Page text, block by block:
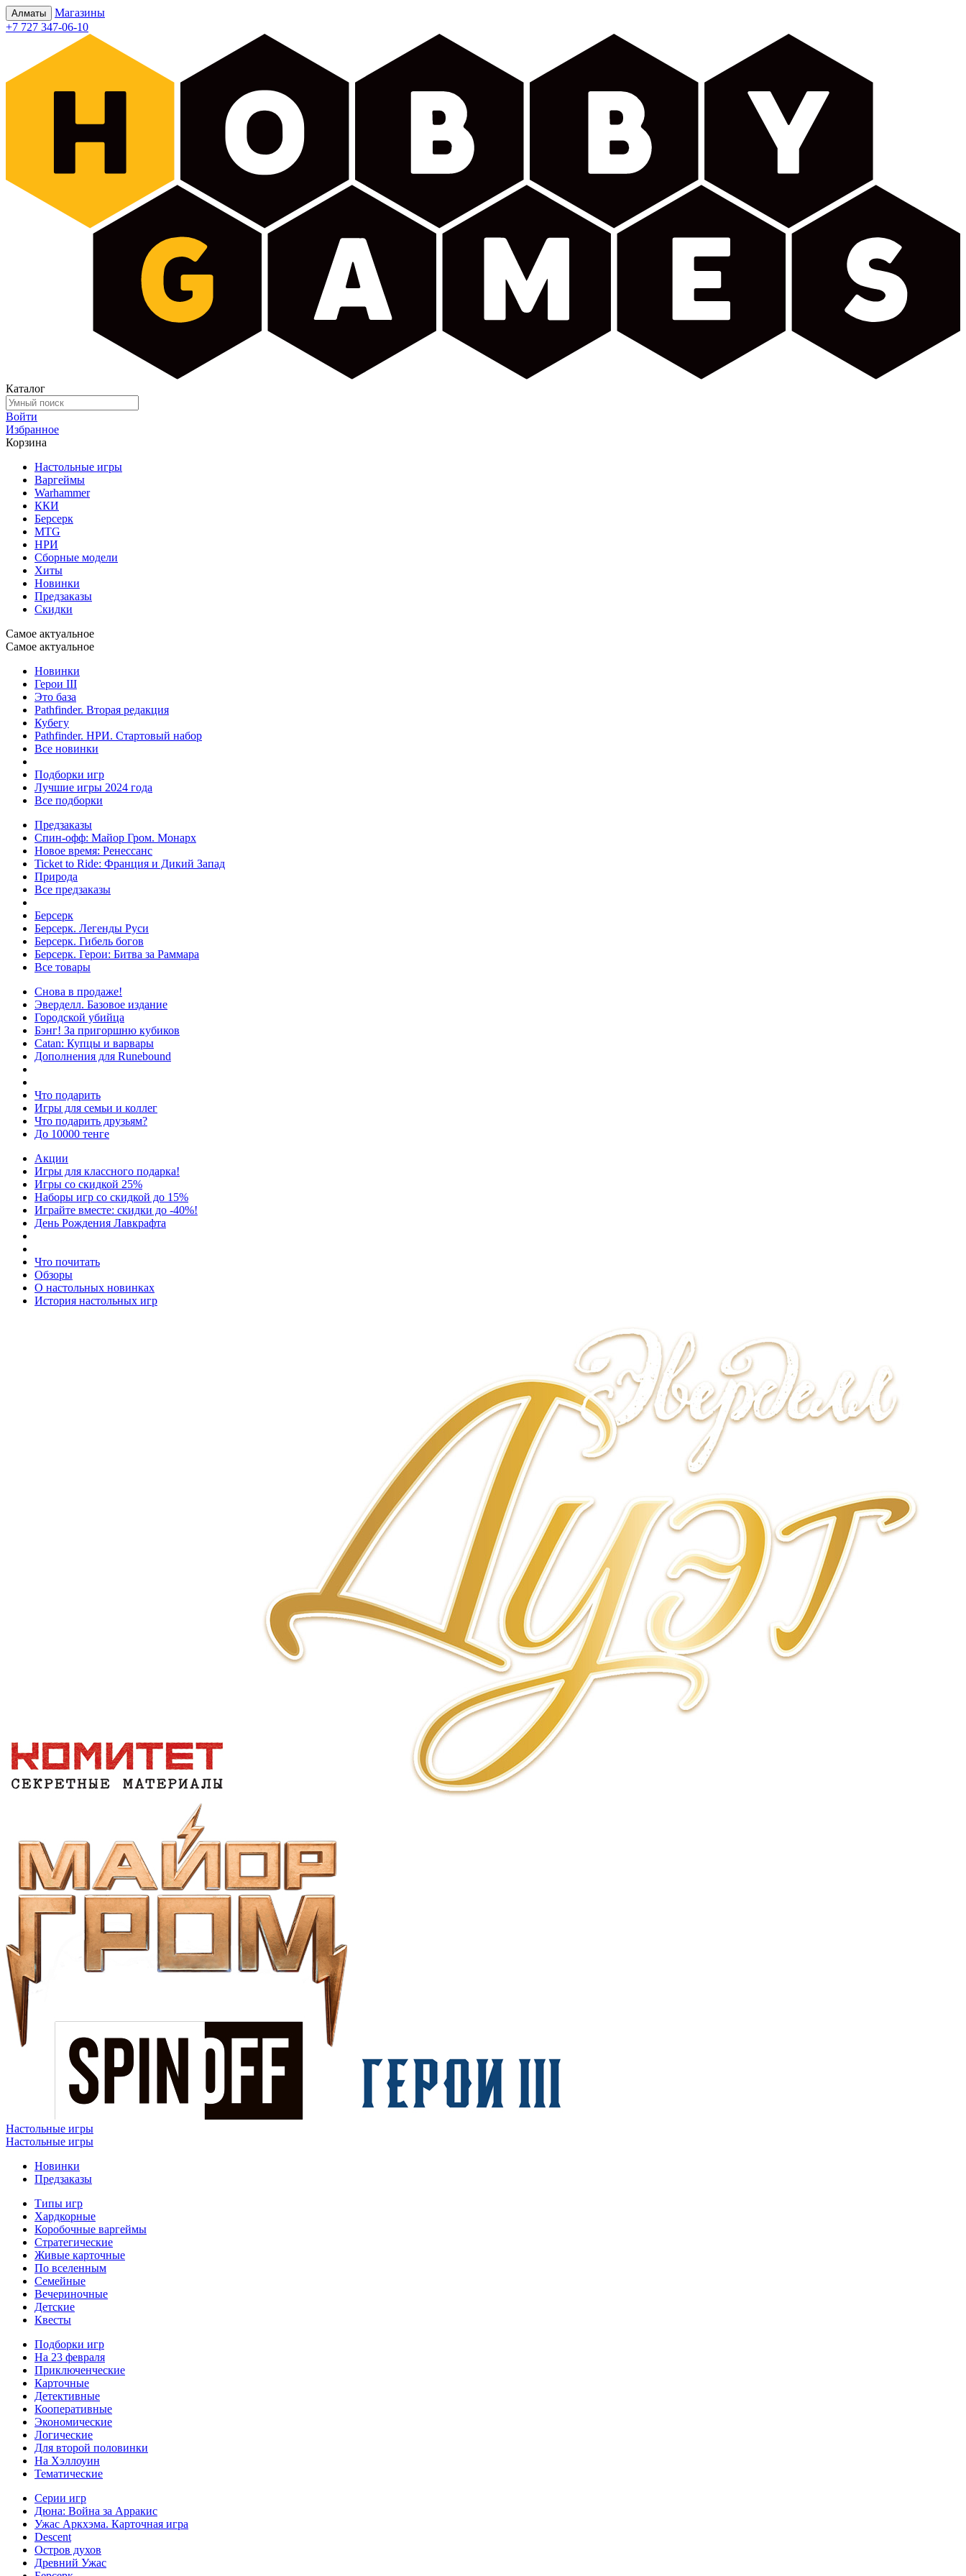
Алматы
Магазины
+7 727 347-06-10
Каталог
Войти
Избранное
Корзина
Настольные игры
Варгеймы
Warhammer
ККИ
Берсерк
MTG
НРИ
Сборные модели
Хиты
Новинки
Предзаказы
Скидки
Самое актуальное
Самое актуальное
Новинки
Герои III
Это база
Pathfinder. Вторая редакция
Кубегу
Pathfinder. НРИ. Стартовый набор
Все новинки
Подборки игр
Лучшие игры 2024 года
Все подборки
Предзаказы
Спин-офф: Майор Гром. Монарх
Новое время: Ренессанс
Ticket to Ride: Франция и Дикий Запад
Природа
Все предзаказы
Берсерк
Берсерк. Легенды Руси
Берсерк. Гибель богов
Берсерк. Герои: Битва за Раммара
Все товары
Снова в продаже!
Эверделл. Базовое издание
Городской убийца
Бэнг! За пригоршню кубиков
Catan: Купцы и варвары
Дополнения для Runebound
Что подарить
Игры для семьи и коллег
Что подарить друзьям?
До 10000 тенге
Акции
Игры для классного подарка!
Игры со скидкой 25%
Наборы игр со скидкой до 15%
Играйте вместе: скидки до -40%!
День Рождения Лавкрафта
Что почитать
Обзоры
О настольных новинках
История настольных игр
Настольные игры
Настольные игры
Новинки
Предзаказы
Типы игр
Хардкорные
Коробочные варгеймы
Стратегические
Живые карточные
По вселенным
Семейные
Вечериночные
Детские
Квесты
Подборки игр
На 23 февраля
Приключенческие
Карточные
Детективные
Кооперативные
Экономические
Логические
Для второй половинки
На Хэллоуин
Тематические
Серии игр
Дюна: Война за Арракис
Ужас Аркхэма. Карточная игра
Descent
Остров духов
Древний Ужас